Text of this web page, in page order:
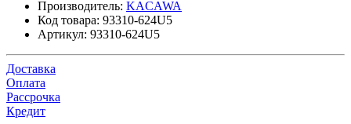
Производитель: KACAWA
Код товара: 93310-624U5
Артикул: 93310-624U5
Доставка
Оплата
Рассрочка
Кредит